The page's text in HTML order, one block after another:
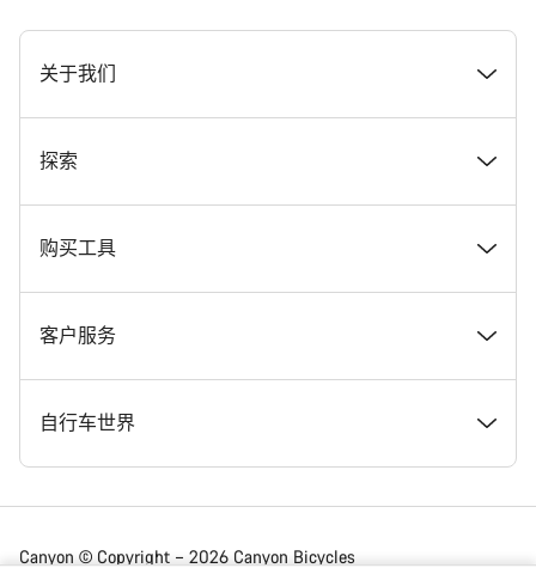
[footer.linksList.title]
关于我们
奖项
在 Canyon 工作
Canyon 新闻发布室
条款和条件
法律披露
探索
新闻和故事
提示和建议
Canyon Home Koblenz
会员礼遇
购买工具
找到您梦寐以求的 Canyon 自行车
现货自行车
找到您的 Canyon 尺寸
客户服务
支持中心
服务网点
自行车世界
公路车
Canyon © Copyright – 2026 Canyon Bicycles